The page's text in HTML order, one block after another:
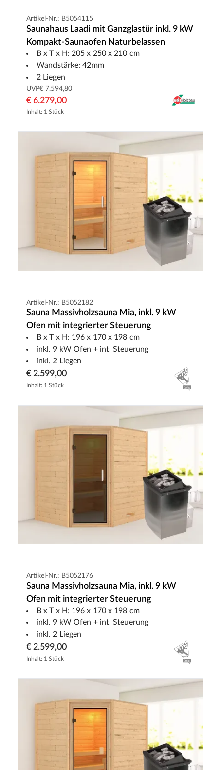
Artikel-Nr.: B5054115
Saunahaus Laadi mit Ganzglastür inkl. 9 kW
Kompakt-Saunaofen Naturbelassen
B x T x H: 205 x 250 x 210 cm
Wandstärke: 42mm
2 Liegen
UVP€ 7.594,80
€ 6.279,00
Inhalt: 1 Stück
Artikel-Nr.: B5052182
Sauna Massivholzsauna Mia, inkl. 9 kW
Ofen mit integrierter Steuerung
B x T x H: 196 x 170 x 198 cm
inkl. 9 kW Ofen + int. Steuerung
inkl. 2 Liegen
€ 2.599,00
Inhalt: 1 Stück
Artikel-Nr.: B5052176
Sauna Massivholzsauna Mia, inkl. 9 kW
Ofen mit integrierter Steuerung
B x T x H: 196 x 170 x 198 cm
inkl. 9 kW Ofen + int. Steuerung
inkl. 2 Liegen
€ 2.599,00
Inhalt: 1 Stück